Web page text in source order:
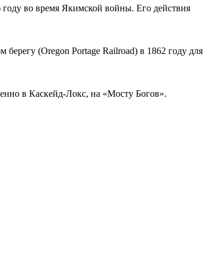
во время Якимской войны. Его действия
(Oregon Portage Railroad) в 1862 году для
в Каскейд-Локс, на «Мосту Богов».